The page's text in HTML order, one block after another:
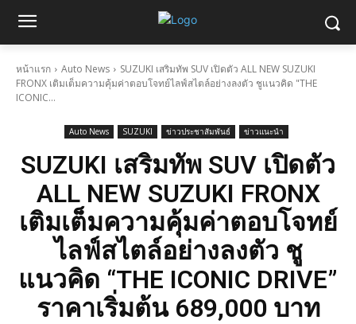
หน้าแรก Auto News
SUZUKI เสริมทัพ SUV เปิดตัว ALL NEW SUZUKI
FRONX เติมเต็มความคุ้มค่าตอบโจทย์ไลฟ์สไตล์อย่างลงตัว ชูแนวคิด "THE
ICONIC...
Auto News SUZUKI ข่าวประชาสัมพันธ์ ข่าวแนะนำ
SUZUKI เสริมทัพ SUV เปิดตัว
ALL NEW SUZUKI FRONX
เติมเต็มความคุ้มค่าตอบโจทย์
ไลฟ์สไตล์อย่างลงตัว ชู
แนวคิด “THE ICONIC DRIVE”
ราคาเริ่มต้น 689,000 บาท